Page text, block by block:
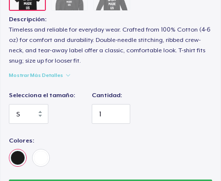
Descripción:
Timeless and reliable for everyday wear. Crafted from 100% Cotton (4-6
oz) for comfort and durability. Double-needle stitching, ribbed crew-
neck, and tear-away label offer a classic, comfortable look. T-shirt fits
snug; size up for looser fit.
Mostrar Más Detalles
Selecciona el tamaño: Cantidad:
Colores: